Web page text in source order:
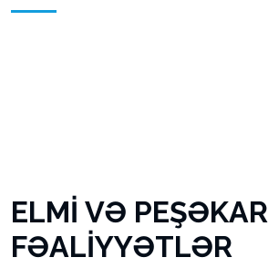
ELMİ VƏ PEŞƏKAR
FƏALİYYƏTLƏR